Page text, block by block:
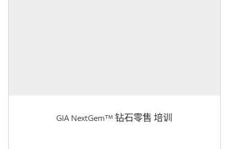
GIA NextGem™ 钻石零售 培训